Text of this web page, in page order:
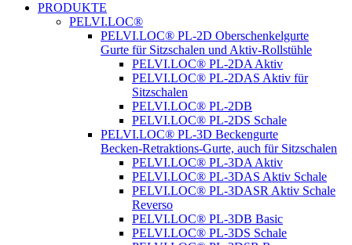
PRODUKTE
PELVI.LOC®
PELVI.LOC® PL-2D Oberschenkelgurte
Gurte für Sitzschalen und Aktiv-Rollstühle
PELVI.LOC® PL-2DA Aktiv
PELVI.LOC® PL-2DAS Aktiv für
Sitzschalen
PELVI.LOC® PL-2DB
PELVI.LOC® PL-2DS Schale
PELVI.LOC® PL-3D Beckengurte
Becken-Retraktions-Gurte, auch für Sitzschalen
PELVI.LOC® PL-3DA Aktiv
PELVI.LOC® PL-3DAS Aktiv Schale
PELVI.LOC® PL-3DASR Aktiv Schale
Reverso
PELVI.LOC® PL-3DB Basic
PELVI.LOC® PL-3DS Schale